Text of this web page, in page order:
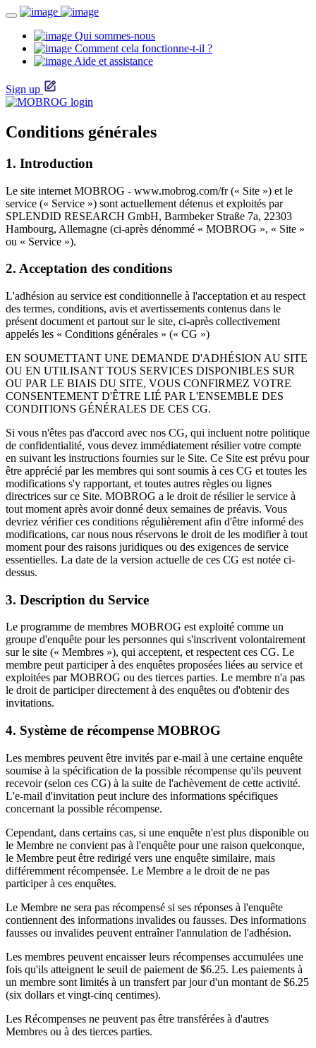
Qui sommes-nous
Comment cela fonctionne-t-il ?
Aide et assistance
Sign up
Conditions générales
1. Introduction
Le site internet MOBROG - www.mobrog.com/fr (« Site ») et le
service (« Service ») sont actuellement détenus et exploités par
SPLENDID RESEARCH GmbH, Barmbeker Straße 7a, 22303
Hambourg, Allemagne (ci-après dénommé « MOBROG », « Site »
ou « Service »).
2. Acceptation des conditions
L'adhésion au service est conditionnelle à l'acceptation et au respect
des termes, conditions, avis et avertissements contenus dans le
présent document et partout sur le site, ci-après collectivement
appelés les « Conditions générales » (« CG »)
EN SOUMETTANT UNE DEMANDE D'ADHÉSION AU SITE
OU EN UTILISANT TOUS SERVICES DISPONIBLES SUR
OU PAR LE BIAIS DU SITE, VOUS CONFIRMEZ VOTRE
CONSENTEMENT D'ÊTRE LIÉ PAR L'ENSEMBLE DES
CONDITIONS GÉNÉRALES DE CES CG.
Si vous n'êtes pas d'accord avec nos CG, qui incluent notre politique
de confidentialité, vous devez immédiatement résilier votre compte
en suivant les instructions fournies sur le Site. Ce Site est prévu pour
être apprécié par les membres qui sont soumis à ces CG et toutes les
modifications s'y rapportant, et toutes autres règles ou lignes
directrices sur ce Site. MOBROG a le droit de résilier le service à
tout moment après avoir donné deux semaines de préavis. Vous
devriez vérifier ces conditions régulièrement afin d'être informé des
modifications, car nous nous réservons le droit de les modifier à tout
moment pour des raisons juridiques ou des exigences de service
essentielles. La date de la version actuelle de ces CG est notée ci-
dessus.
3. Description du Service
Le programme de membres MOBROG est exploité comme un
groupe d'enquête pour les personnes qui s'inscrivent volontairement
sur le site (« Membres »), qui acceptent, et respectent ces CG. Le
membre peut participer à des enquêtes proposées liées au service et
exploitées par MOBROG ou des tierces parties. Le membre n'a pas
le droit de participer directement à des enquêtes ou d'obtenir des
invitations.
4. Système de récompense MOBROG
Les membres peuvent être invités par e-mail à une certaine enquête
soumise à la spécification de la possible récompense qu'ils peuvent
recevoir (selon ces CG) à la suite de l'achèvement de cette activité.
L'e-mail d'invitation peut inclure des informations spécifiques
concernant la possible récompense.
Cependant, dans certains cas, si une enquête n'est plus disponible ou
le Membre ne convient pas à l'enquête pour une raison quelconque,
le Membre peut être redirigé vers une enquête similaire, mais
différemment récompensée. Le Membre a le droit de ne pas
participer à ces enquêtes.
Le Membre ne sera pas récompensé si ses réponses à l'enquête
contiennent des informations invalides ou fausses. Des informations
fausses ou invalides peuvent entraîner l'annulation de l'adhésion.
Les membres peuvent encaisser leurs récompenses accumulées une
fois qu'ils atteignent le seuil de paiement de $6.25. Les paiements à
un membre sont limités à un transfert par jour d'un montant de $6.25
(six dollars et vingt-cinq centimes).
Les Récompenses ne peuvent pas être transférées à d'autres
Membres ou à des tierces parties.